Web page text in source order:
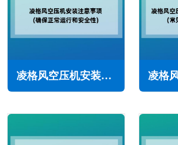
凌格风空压机安装注意事项(确保正常运行和安全性)